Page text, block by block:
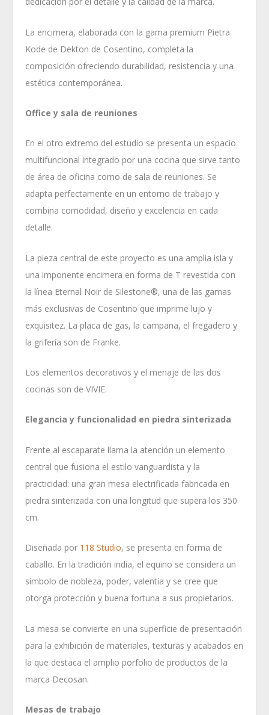
La encimera, elaborada con la gama premium Pietra
Kode de Dekton de Cosentino, completa la
composición ofreciendo durabilidad, resistencia y una
estética contemporánea.
Office y sala de reuniones
En el otro extremo del estudio se presenta un espacio
multifuncional integrado por una cocina que sirve tanto
de área de oficina como de sala de reuniones. Se
adapta perfectamente en un entorno de trabajo y
combina comodidad, diseño y excelencia en cada
detalle.
La pieza central de este proyecto es una amplia isla y
una imponente encimera en forma de T revestida con
la línea Eternal Noir de Silestone®, una de las gamas
más exclusivas de Cosentino que imprime lujo y
exquisitez. La placa de gas, la campana, el fregadero y
la grifería son de Franke.
Los elementos decorativos y el menaje de las dos
cocinas son de VIVIE.
Elegancia y funcionalidad en piedra sinterizada
Frente al escaparate llama la atención un elemento
central que fusiona el estilo vanguardista y la
practicidad: una gran mesa electrificada fabricada en
piedra sinterizada con una longitud que supera los 350
cm.
Diseñada por 118 Studio, se presenta en forma de
caballo. En la tradición india, el equino se considera un
símbolo de nobleza, poder, valentía y se cree que
otorga protección y buena fortuna a sus propietarios.
La mesa se convierte en una superficie de presentación
para la exhibición de materiales, texturas y acabados en
la que destaca el amplio porfolio de productos de la
marca Decosan.
Mesas de trabajo